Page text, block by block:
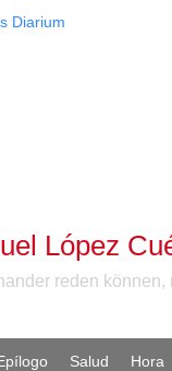
López
reden können,
Salud Hora